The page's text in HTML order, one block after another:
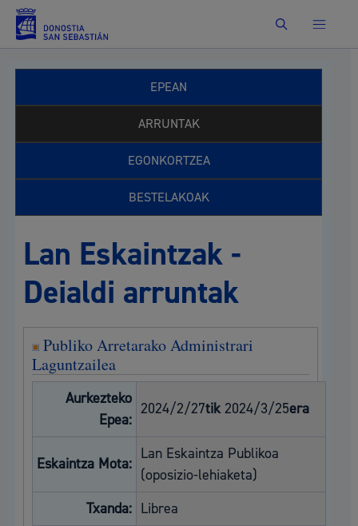
Bilatu
EPEAN
ARRUNTAK
EGONKORTZEA
BESTELAKOAK
Lan Eskaintzak -
Deialdi arruntak
Publiko Arretarako Administrari
Laguntzailea
Aurkezteko
Epea:
2024/2/27tik2024/3/25era
Eskaintza Mota:
Lan Eskaintza Publikoa
(oposizio-lehiaketa)
Txanda: Librea